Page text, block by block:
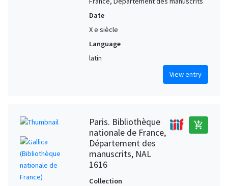
Date
X e siècle
Language
latin
View entry
Paris. Bibliothèque
nationale de France,
Département des
manuscrits, NAL
1616
add_shopping_cart
Collection